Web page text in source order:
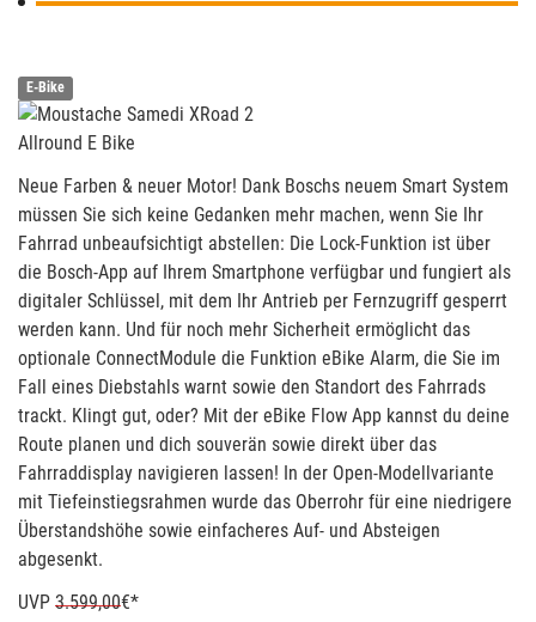
E-Bike
Allround E Bike
Neue Farben & neuer Motor! Dank Boschs neuem Smart System
müssen Sie sich keine Gedanken mehr machen, wenn Sie Ihr
Fahrrad unbeaufsichtigt abstellen: Die Lock-Funktion ist über
die Bosch-App auf Ihrem Smartphone verfügbar und fungiert als
digitaler Schlüssel, mit dem Ihr Antrieb per Fernzugriff gesperrt
werden kann. Und für noch mehr Sicherheit ermöglicht das
optionale ConnectModule die Funktion eBike Alarm, die Sie im
Fall eines Diebstahls warnt sowie den Standort des Fahrrads
trackt. Klingt gut, oder? Mit der eBike Flow App kannst du deine
Route planen und dich souverän sowie direkt über das
Fahrraddisplay navigieren lassen! In der Open-Modellvariante
mit Tiefeinstiegsrahmen wurde das Oberrohr für eine niedrigere
Überstandshöhe sowie einfacheres Auf- und Absteigen
abgesenkt.
UVP 3.599,00€*